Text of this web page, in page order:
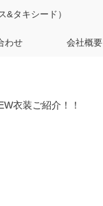
&タキシード）
わせ 会社概要
衣装ご紹介！！